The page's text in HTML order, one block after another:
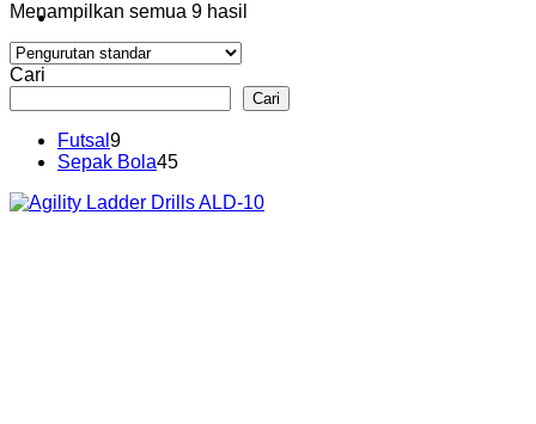
Menampilkan semua 9 hasil
Cari
Cari
Futsal 99
Produk
Sepak Bola4545